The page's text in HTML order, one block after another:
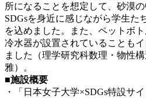
所になることを想定して、砂漠
SDGsを身近に感じながら学生た
を込めました。また、ペットボ
冷水器が設置されていることも
ました（理学研究科数理・物性
雅）。
■施設概要
・「日本女子大学×SDGs特設サ